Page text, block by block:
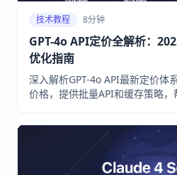
技术教程 8分钟
GPT-4o API定价全解析：
优化指南
深入解析GPT-4o API最新定价
价格，提供批量API和缓存策略，